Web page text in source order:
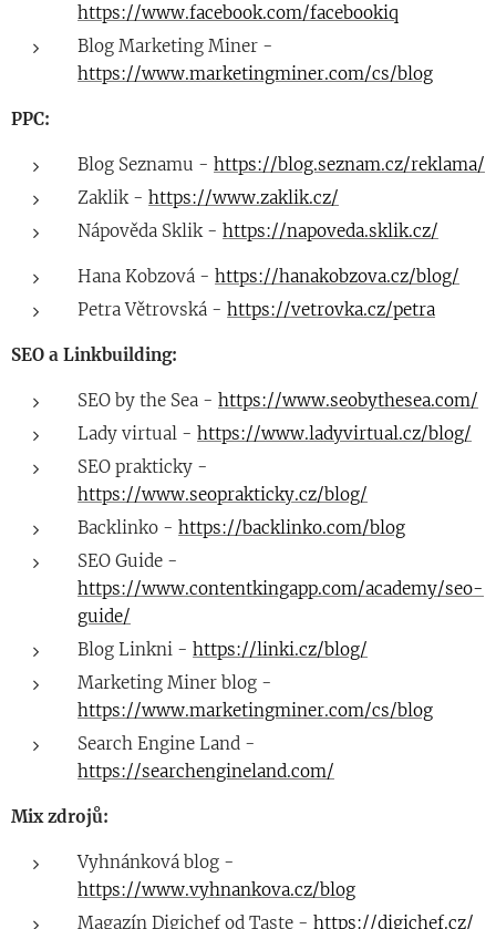
https://www.facebook.com/facebookiq
Blog Marketing Miner -
https://www.marketingminer.com/cs/blog
PPC:
Blog Seznamu - https://blog.seznam.cz/reklama/
Zaklik - https://www.zaklik.cz/
Nápověda Sklik - https://napoveda.sklik.cz/
Hana Kobzová - https://hanakobzova.cz/blog/
Petra Větrovská - https://vetrovka.cz/petra
SEO a Linkbuilding:
SEO by the Sea - https://www.seobythesea.com/
Lady virtual - https://www.ladyvirtual.cz/blog/
SEO prakticky -
https://www.seoprakticky.cz/blog/
Backlinko - https://backlinko.com/blog
SEO Guide -
https://www.contentkingapp.com/academy/seo-
guide/
Blog Linkni - https://linki.cz/blog/
Marketing Miner blog -
https://www.marketingminer.com/cs/blog
Search Engine Land -
https://searchengineland.com/
Mix zdrojů:
Vyhnánková blog -
https://www.vyhnankova.cz/blog
Magazín Digichef od Taste - https://digichef.cz/